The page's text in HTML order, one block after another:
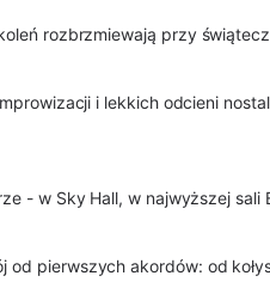
rozbrzmiewają przy
i lekkich odcieni
- w Sky Hall, w najwyższej sali
od pierwszych akordów: od